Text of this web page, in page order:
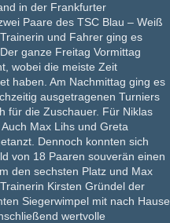
in der Frankfurter
Paare des TSC Blau – Weiß
und Fahrer ging es
ganze Freitag Vormittag
wobei die meiste Zeit
haben. Am Nachmittag ging es
ausgetragenen Turniers
für die Zuschauer. Für Niklas
Max Lihs und Greta
Dennoch konnten sich
von 18 Paaren souverän einen
den sechsten Platz und Max
Kirsten Gründel der
Siegerwimpel mit nach Hause
wertvolle